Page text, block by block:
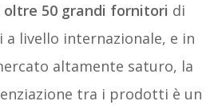
oltre 50 grandi fornitori di
livello internazionale, e in
altamente saturo, la
tra i prodotti è un